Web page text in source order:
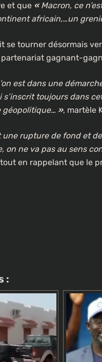
et que « Macron, ce
africain,…un
se tourner désormais
partenariat gagnant-
est dans une
s’inscrit toujours dans
géopolitique… », martèle
rupture de fond et
on ne va pas au sens
en rappelant que le
:
d’Ousmane Sonko flotte
Paris